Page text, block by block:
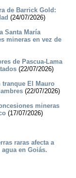
de Barrick Gold:
(24/07/2026)
Santa María
mineras en vez de
de Pascua-Lama
(22/07/2026)
tranque El Mauro
(22/07/2026)
mineras
(17/07/2026)
raras afecta a
en Goiás.